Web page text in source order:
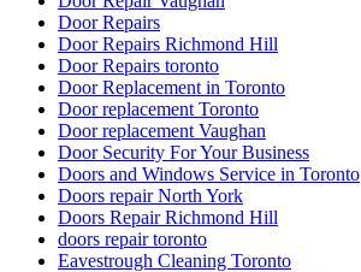
Door Repairs
Door Repairs Richmond Hill
Door Repairs toronto
Door Replacement in Toronto
Door replacement Toronto
Door replacement Vaughan
Door Security For Your Business
Doors and Windows Service in Toronto
Doors repair North York
Doors Repair Richmond Hill
doors repair toronto
Eavestrough Cleaning Toronto